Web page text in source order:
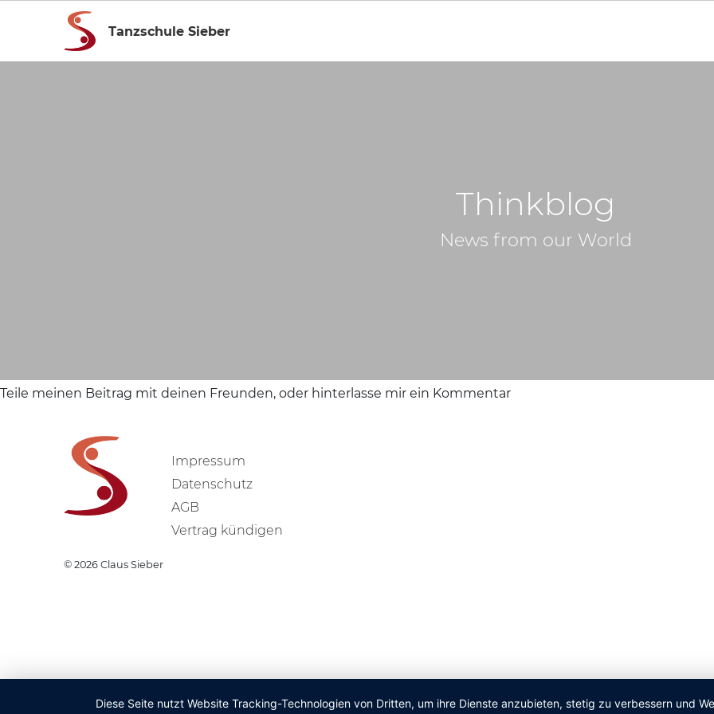
Tanzschule Sieber
Thinkblog
News from our World
Teile meinen Beitrag mit deinen Freunden, oder hinterlasse mir ein Kommentar
Diese Seite nutzt Website Tracking-Technologien von Dritten, um ihre Dienste anzubieten, stetig zu verbessern und
Impressum
Datenschutz
AGB
Vertrag kündigen
© 2026 Claus Sieber